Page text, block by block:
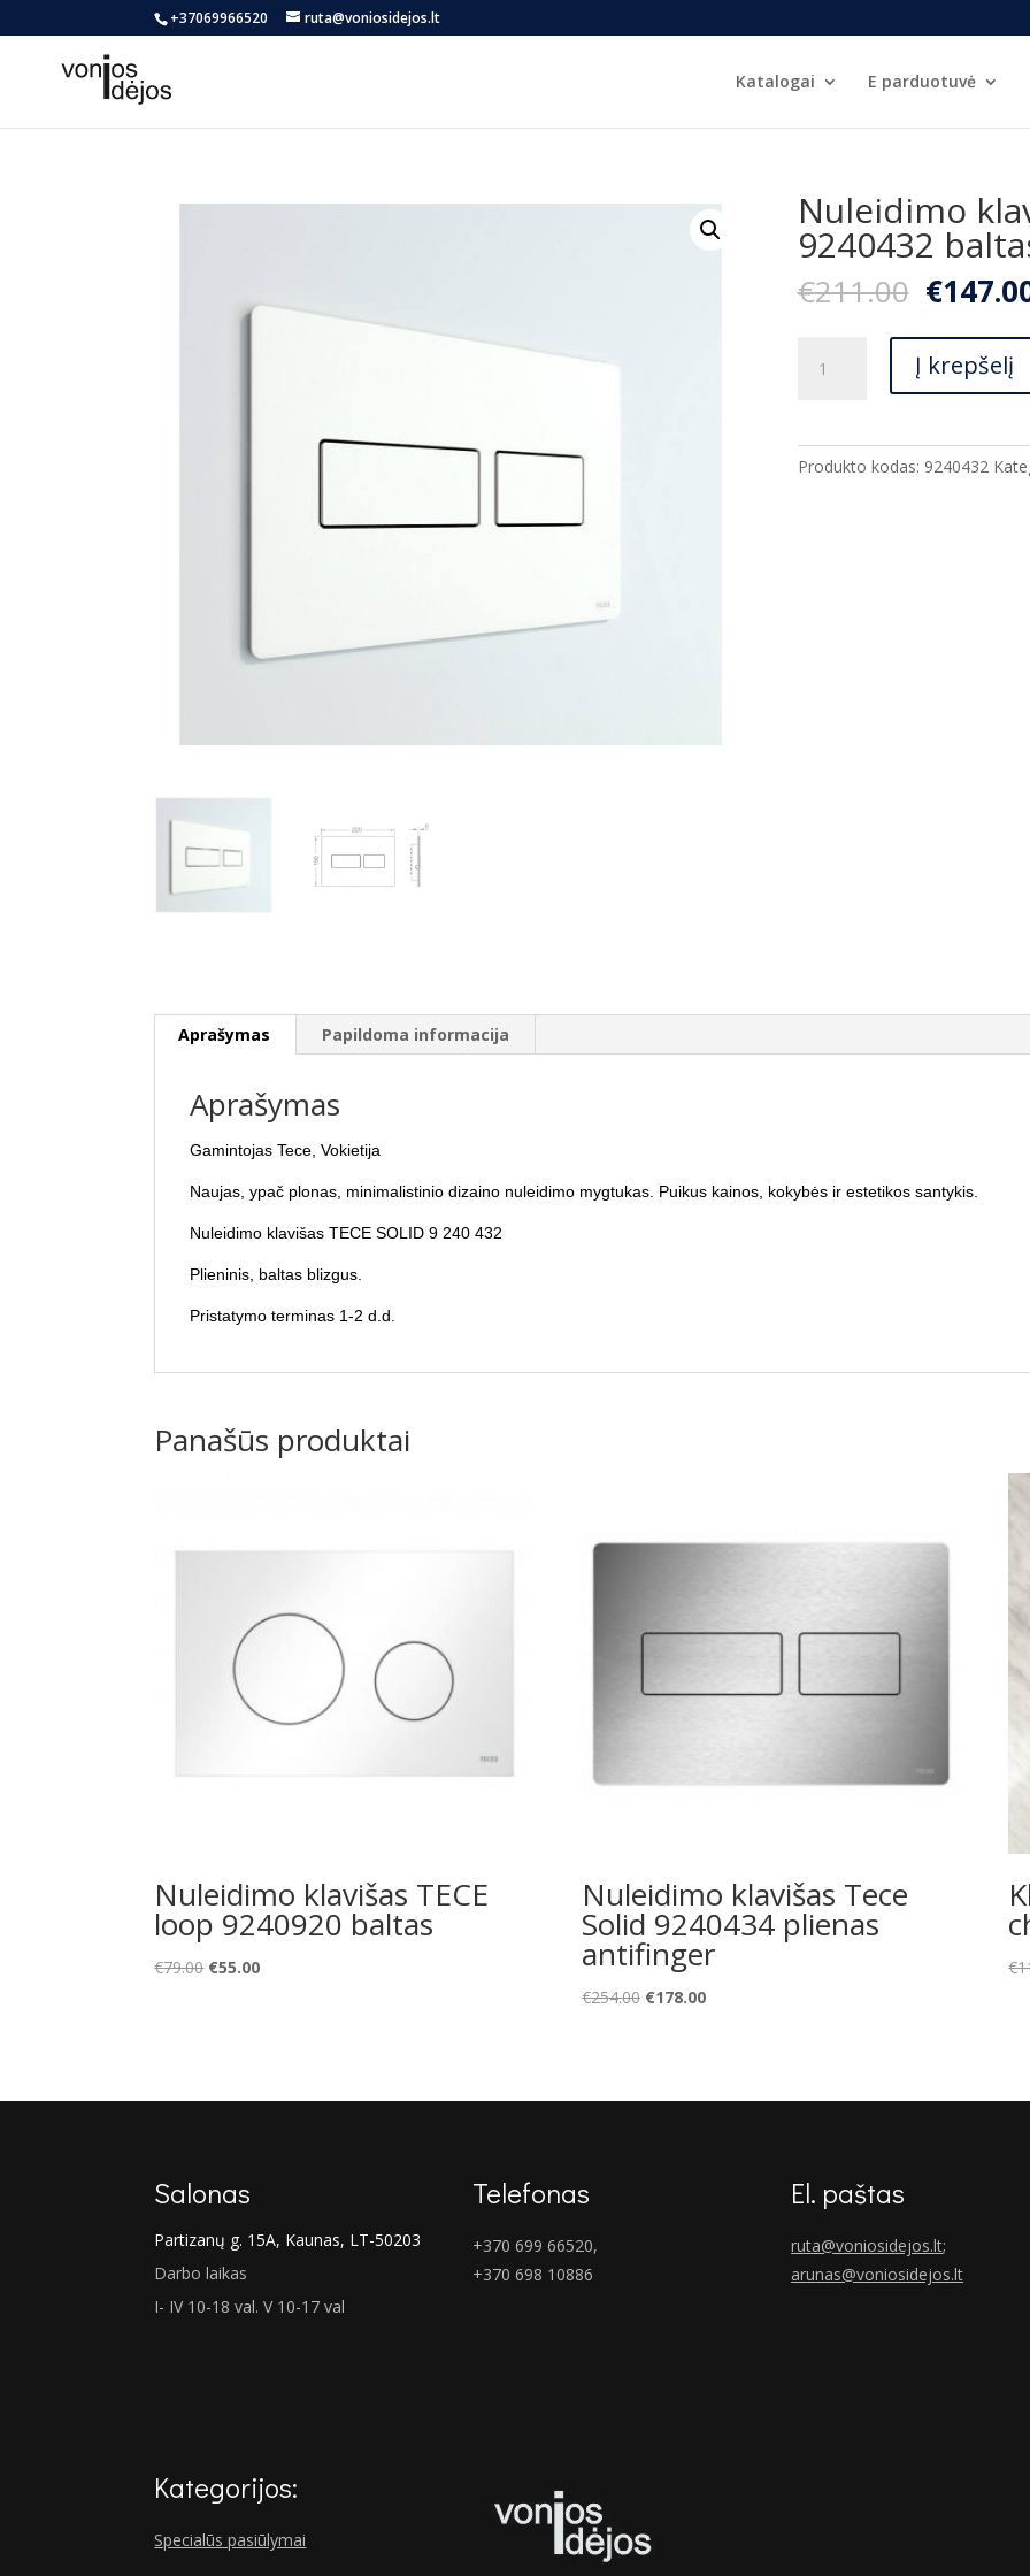
+37069966520 ruta@voniosidejos.lt
Katalogai E parduotuvė
Nuleidimo
9240432
€211.00
price
was:
€211.00.
€
kiekis:
Tece
Į krepšelį
Produkto kodas: 9240432
Aprašymas Papildoma informacija
Aprašymas
Gamintojas Tece, Vokietija
Naujas, ypač plonas, minimalistinio dizaino nuleidimo mygtukas. Puikus kainos, kokybės ir estetikos santykis.
Nuleidimo klavišas TECE SOLID 9 240 432
Plieninis, baltas blizgus.
Pristatymo terminas 1-2 d.d.
Panašūs produktai
Nuleidimo klavišas TECE
loop 9240920 baltas
€79.00 Original
€55.00Current
Nuleidimo klavišas Tece
Solid 9240434 plienas
antifinger
€254.00 Original
€178.00Current
€
Salonas
Partizanų g. 15A, Kaunas, LT-50203
Darbo laikas
I- IV 10-18 val. V 10-17 val
Telefonas
+370 699 66520,
+370 698 10886
El. paštas
ruta@voniosidejos.lt;
arunas@voniosidejos.lt
Kategorijos:
Specialūs pasiūlymai